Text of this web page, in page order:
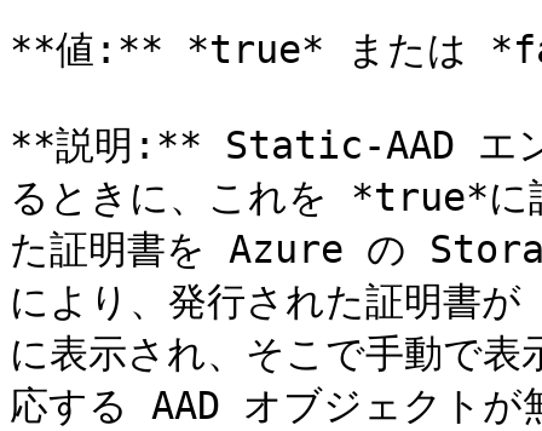
**値:** *true* または
**説明:** Static-AAD エン
るときに、これを *true*に
た証明書を Azure の
により、発行された証明
に表示され、そこで手動で
応する AAD オブジェクトが